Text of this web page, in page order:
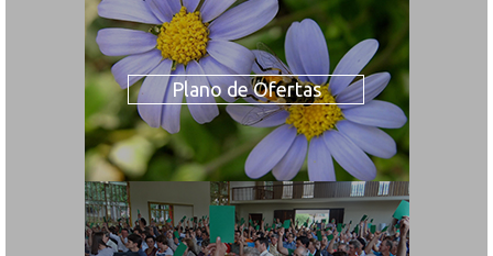
Plano de Ofertas